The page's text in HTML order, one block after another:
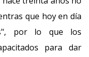
que hoy en día
por lo que los
para dar